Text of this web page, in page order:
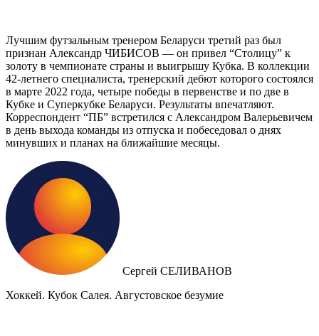
Лучшим футзальным тренером Беларуси третий раз был
признан Александр ЧИБИСОВ — он привел “Столицу” к
золоту в чемпионате страны и выигрышу Кубка. В коллекции
42-летнего специалиста, тренерский дебют которого состоялся
в марте 2022 года, четыре победы в первенстве и по две в
Кубке и Суперкубке Беларуси. Результаты впечатляют.
Корреспондент “ПБ” встретился с Александром Валерьевичем
в день выхода команды из отпуска и побеседовал о днях
минувших и планах на ближайшие месяцы.
Сергей СЕЛИВАНОВ
Хоккей. Кубок Салея. Августовское безумие